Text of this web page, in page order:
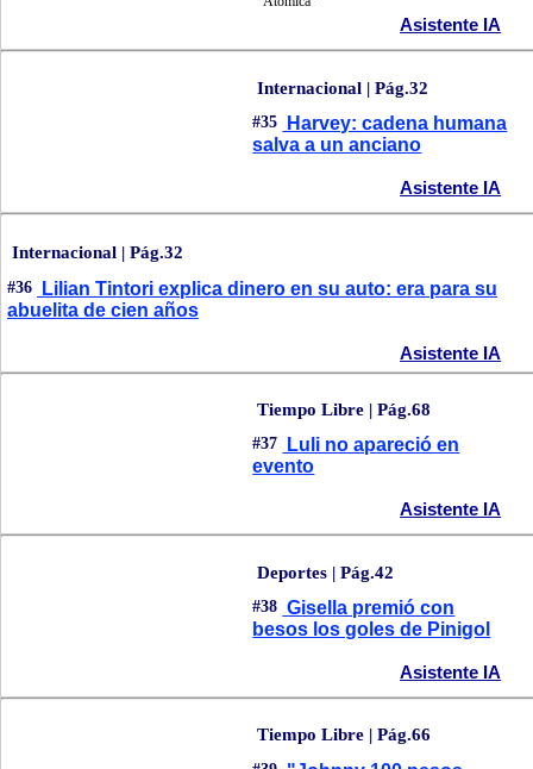
Asistente IA
Internacional | Pág.32
#35
Harvey: cadena humana
salva a un anciano
Asistente IA
Internacional | Pág.32
#36
Lilian Tintori explica dinero en su auto: era para su
abuelita de cien años
Asistente IA
Tiempo Libre | Pág.68
#37
Luli no apareció en
evento
Asistente IA
Deportes | Pág.42
#38 Gisella premió con
besos los goles de Pinigol
Asistente IA
Tiempo Libre | Pág.66